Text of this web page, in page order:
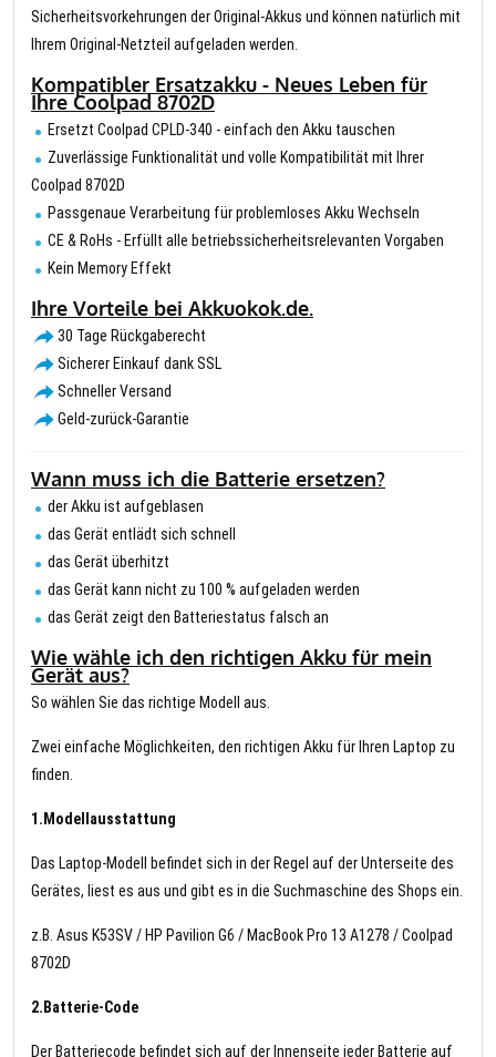
Sicherheitsvorkehrungen der Original-Akkus und können natürlich mit
Ihrem Original-Netzteil aufgeladen werden.
Kompatibler Ersatzakku - Neues Leben für
Ihre Coolpad 8702D
Ersetzt Coolpad CPLD-340 - einfach den Akku tauschen
Zuverlässige Funktionalität und volle Kompatibilität mit Ihrer
Coolpad 8702D
Passgenaue Verarbeitung für problemloses Akku Wechseln
CE & RoHs - Erfüllt alle betriebssicherheitsrelevanten Vorgaben
Kein Memory Effekt
Ihre Vorteile bei Akkuokok.de.
30 Tage Rückgaberecht
Sicherer Einkauf dank SSL
Schneller Versand
Geld-zurück-Garantie
Wann muss ich die Batterie ersetzen?
der Akku ist aufgeblasen
das Gerät entlädt sich schnell
das Gerät überhitzt
das Gerät kann nicht zu 100 % aufgeladen werden
das Gerät zeigt den Batteriestatus falsch an
Wie wähle ich den richtigen Akku für mein
Gerät aus?
So wählen Sie das richtige Modell aus.
Zwei einfache Möglichkeiten, den richtigen Akku für Ihren Laptop zu
finden.
1.Modellausstattung
Das Laptop-Modell befindet sich in der Regel auf der Unterseite des
Gerätes, liest es aus und gibt es in die Suchmaschine des Shops ein.
z.B. Asus K53SV / HP Pavilion G6 / MacBook Pro 13 A1278 / Coolpad
8702D
2.Batterie-Code
Der Batteriecode befindet sich auf der Innenseite jeder Batterie auf